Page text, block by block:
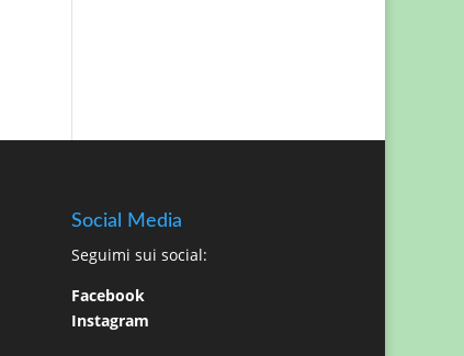
Social Media
Seguimi sui social:
Facebook
Instagram